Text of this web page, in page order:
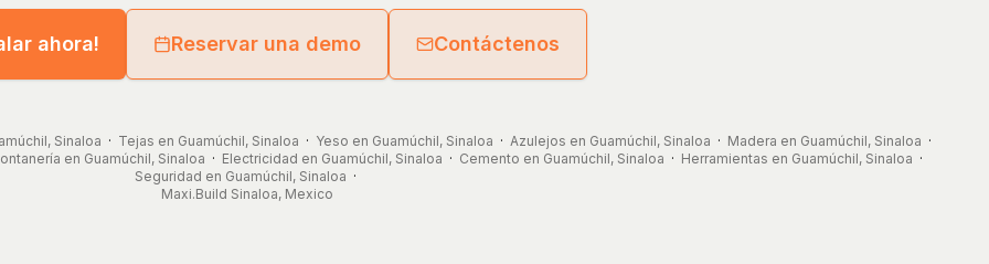
ahora! Reservar una demo Contáctenos
Sinaloa · Tejas en Guamúchil, Sinaloa · Yeso en Guamúchil, Sinaloa · Azulejos en Guamúchil, Sinaloa · Madera en Guamúchil, Sinaloa ·
en Guamúchil, Sinaloa · Electricidad en Guamúchil, Sinaloa · Cemento en Guamúchil, Sinaloa · Herramientas en Guamúchil, Sinaloa ·
Seguridad en Guamúchil, Sinaloa ·
Maxi.Build Sinaloa, Mexico